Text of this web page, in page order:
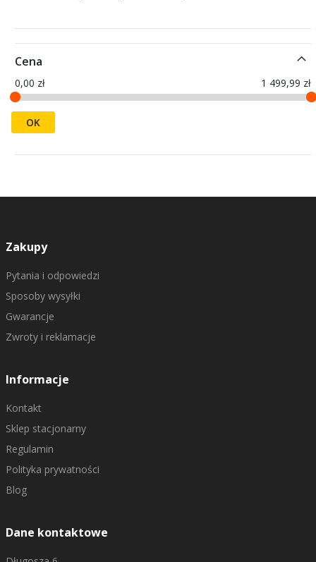
Cena
0,00 zł 1 499,99 zł
OK
Zakupy
Pytania i odpowiedzi
Sposoby wysyłki
Gwarancje
Zwroty i reklamacje
Informacje
Kontakt
Sklep stacjonarny
Regulamin
Polityka prywatności
Blog
Dane kontaktowe